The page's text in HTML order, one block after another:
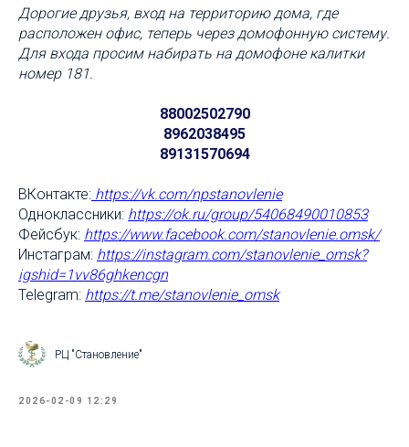
Дорогие друзья, вход на территорию дома, где
расположен офис, теперь через домофонную систему.
Для входа просим набирать на домофоне калитки
номер 181.
88002502790
8962038495
89131570694
ВКонтакте: https://vk.com/npstanovlenie
Одноклассники: https://ok.ru/group/54068490010853
Фейсбук: https://www.facebook.com/stanovlenie.omsk/
Инстаграм: https://instagram.com/stanovlenie_omsk?
igshid=1vv86ghkencgn
Telegram: https://t.me/stanovlenie_omsk
РЦ "Становление"
2026-02-09 12:29